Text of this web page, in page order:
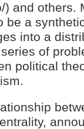
and others.
be a
into a
of
political